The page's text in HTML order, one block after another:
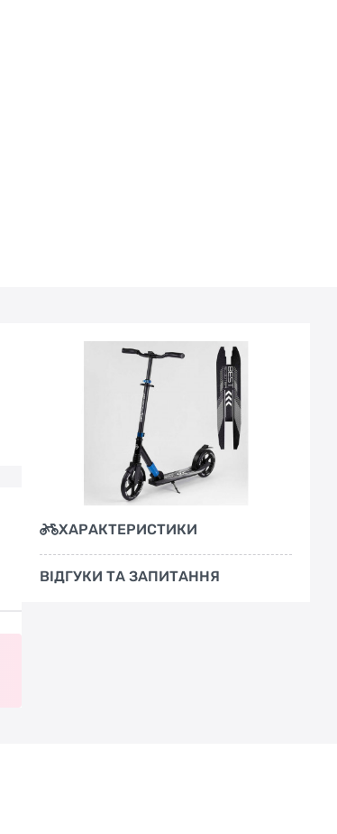
ХАРАКТЕРИСТИКИ
ВІДГУКИ ТА ЗАПИТАННЯ